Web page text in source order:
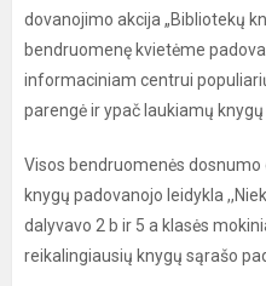
dovanojimo akcija „Bibliotekų
bendruomenę kvietėme
informaciniam centrui
parengė ir ypač laukiamų knygų
Visos bendruomenės dosnumo
knygų padovanojo leidykla
dalyvavo 2 b ir 5 a klasės
reikalingiausių knygų sąrašo